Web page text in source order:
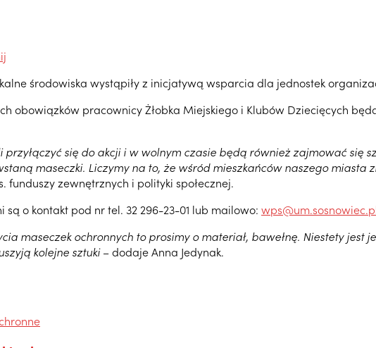
środowiska wystąpiły z inicjatywą wsparcia dla jednostek
obowiązków pracownicy Żłobka Miejskiego i Klubów Dziecięcych
się do akcji i w wolnym czasie będą również zajmować się
maseczki. Liczymy na to, że wśród mieszkańców naszego
funduszy zewnętrznych i polityki społecznej.
są o kontakt pod nr tel. 32 296-23-01 lub mailowo:
maseczek ochronnych to prosimy o materiał, bawełnę. Niestety
kolejne sztuki– dodaje Anna Jedynak.